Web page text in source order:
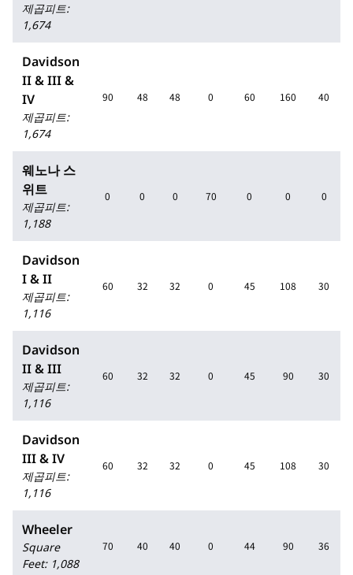
제곱피트:
1,674
Davidson
II & III &
IV
제곱피트:
1,674
90 48 48 0 60 160 40
웨노나 스
위트
제곱피트:
1,188
0 0 0 70 0 0 0
Davidson
I & II
제곱피트:
1,116
60 32 32 0 45 108 30
Davidson
II & III
제곱피트:
1,116
60 32 32 0 45 90 30
Davidson
III & IV
제곱피트:
1,116
60 32 32 0 45 108 30
Wheeler
Square
Feet: 1,088
70 40 40 0 44 90 36